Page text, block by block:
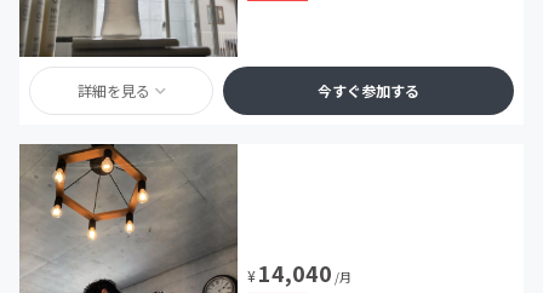
詳細を見る 今すぐ参加する
¥14,040 /月